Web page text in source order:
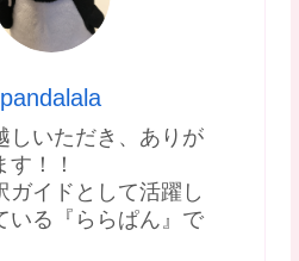
pandalala
しいただき、ありが
す！！
ガイドとして活躍し
いる『ららぱん』で